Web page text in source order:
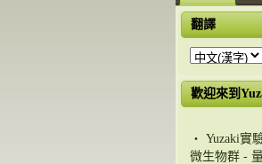
翻譯
歡迎來到
・ Yuzaki實
微生物群 -